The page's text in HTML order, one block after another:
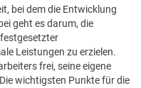
bei dem die Entwicklung
geht es darum, die
Leistungen zu erzielen.
frei, seine eigene
wichtigsten Punkte für die